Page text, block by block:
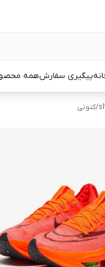
پیگیری سفارشهمه
/کتونی